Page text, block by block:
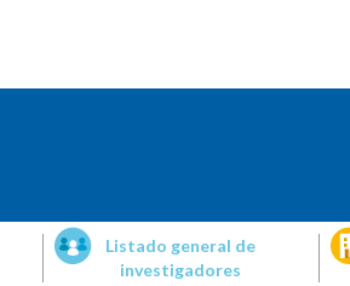
Listado general de
investigadores